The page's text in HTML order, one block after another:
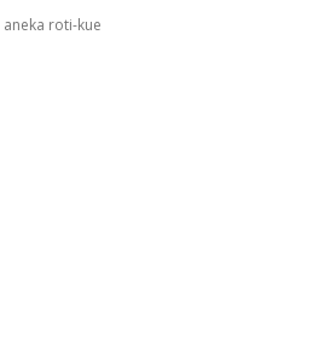
aneka roti-kue